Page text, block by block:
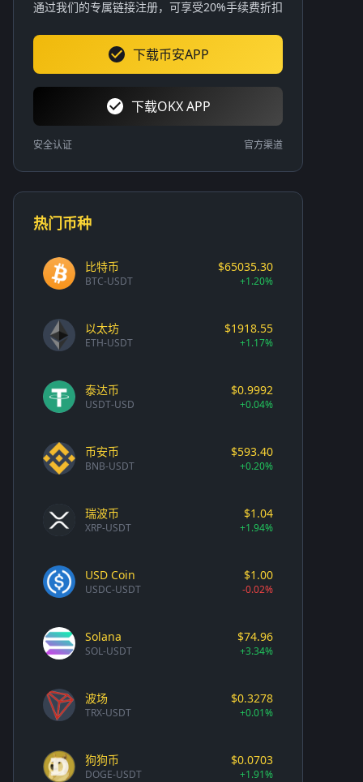
通过我们的专属链接注册，可享受20%手续费折扣
下载币安APP
下载OKX APP
安全认证 官方渠道
热门币种
比特币
BTC-USDT
$65035.30
+1.20%
以太坊
ETH-USDT
$1918.55
+1.17%
泰达币
USDT-USD
$0.9992
+0.04%
币安币
BNB-USDT
$593.40
+0.20%
瑞波币
XRP-USDT
$1.04
+1.94%
USD Coin
USDC-USDT
$1.00
-0.02%
Solana
SOL-USDT
$74.96
+3.34%
波场
TRX-USDT
$0.3278
+0.01%
狗狗币
DOGE-USDT
$0.0703
+1.91%